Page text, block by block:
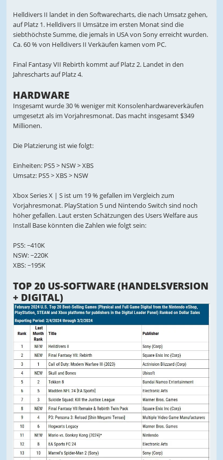
Helldivers II landet in den Softwarecharts, die nach Umsatz gehen,
auf Platz 1. Helldivers II Umsätze im ersten Monat sind die
siebthöchste Summe, die jemals in USA von Sony erreicht wurden.
Ca. 60 % von Helldivers II Verkäufen kamen vom PC.
Final Fantasy VII Rebirth kommt auf Platz 2. Landet in den
Jahrescharts auf Platz 4.
HARDWARE
Insgesamt wurde 30 % weniger mit Konsolenhardwareverkäufen
umgesetzt als im Vorjahresmonat. Das macht insgesamt $349
Millionen.
Die Platzierung ist wie folgt:
Einheiten: PS5 > NSW > XBS
Umsatz: PS5 > XBS > NSW
Xbox Series X | S ist um 19 % gefallen im Vergleich zum
Vorjahresmonat. PlayStation 5 und Nintendo Switch sind noch
höher gefallen. Laut ersten Schätzungen des Users Welfare aus
Install Base könnten die Zahlen wie folgt sein:
PS5: ~410K
NSW: ~220K
XBS: ~195K
TOP 20 US-SOFTWARE (HANDELSVERSION
+ DIGITAL)